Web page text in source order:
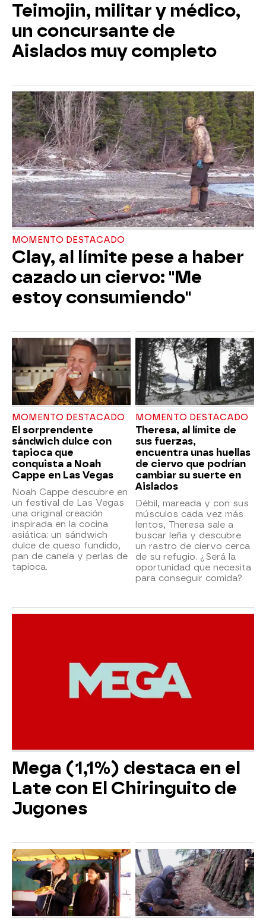
Teimojin, militar y médico,
un concursante de
Aislados muy completo
MOMENTO DESTACADO
Clay, al límite pese a haber
cazado un ciervo: "Me
estoy consumiendo"
MOMENTO DESTACADO
El sorprendente
sándwich dulce con
tapioca que
conquista a Noah
Cappe en Las Vegas
Noah Cappe descubre en
un festival de Las Vegas
una original creación
inspirada en la cocina
asiática: un sándwich
dulce de queso fundido,
pan de canela y perlas de
tapioca.
MOMENTO DESTACADO
Theresa, al límite de
sus fuerzas,
encuentra unas huellas
de ciervo que podrían
cambiar su suerte en
Aislados
Débil, mareada y con sus
músculos cada vez más
lentos, Theresa sale a
buscar leña y descubre
un rastro de ciervo cerca
de su refugio. ¿Será la
oportunidad que necesita
para conseguir comida?
Mega (1,1%) destaca en el
Late con El Chiringuito de
Jugones